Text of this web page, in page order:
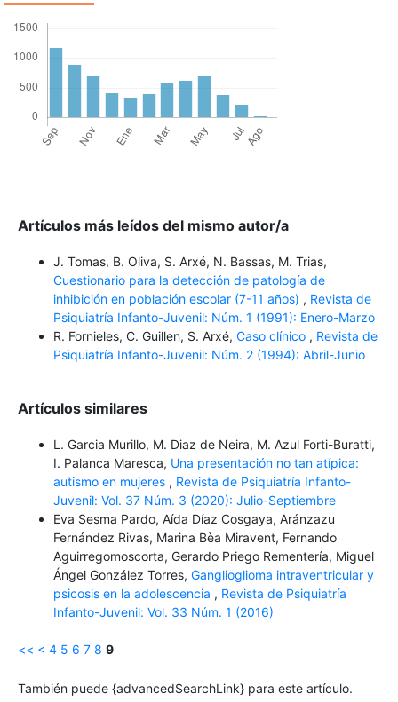
Artículos más leídos del mismo autor/a
J. Tomas, B. Oliva, S. Arxé, N. Bassas, M. Trias,
Cuestionario para la detección de patología de
inhibición en población escolar (7-11 años) , Revista de
Psiquiatría Infanto-Juvenil: Núm. 1 (1991): Enero-Marzo
R. Fornieles, C. Guillen, S. Arxé, Caso clínico , Revista de
Psiquiatría Infanto-Juvenil: Núm. 2 (1994): Abril-Junio
Artículos similares
L. Garcia Murillo, M. Diaz de Neira, M. Azul Forti-Buratti,
I. Palanca Maresca, Una presentación no tan atípica:
autismo en mujeres , Revista de Psiquiatría Infanto-
Juvenil: Vol. 37 Núm. 3 (2020): Julio-Septiembre
Eva Sesma Pardo, Aída Díaz Cosgaya, Aránzazu
Fernández Rivas, Marina Bèa Miravent, Fernando
Aguirregomoscorta, Gerardo Priego Rementería, Miguel
Ángel González Torres, Ganglioglioma intraventricular y
psicosis en la adolescencia , Revista de Psiquiatría
Infanto-Juvenil: Vol. 33 Núm. 1 (2016)
<< < 4 5 6 7 8 9
También puede {advancedSearchLink} para este artículo.